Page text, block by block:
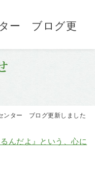
ンター ブログ更新しました
ター ブログ更
んだよ』という、心に